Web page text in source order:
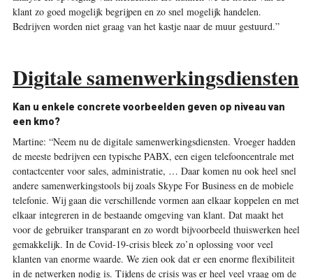
klant zo goed mogelijk begrijpen en zo snel mogelijk handelen.
Bedrijven worden niet graag van het kastje naar de muur gestuurd.”
Digitale samenwerkingsdiensten
Kan u enkele concrete voorbeelden geven op niveau van
een kmo?
Martine: “Neem nu de digitale samenwerkingsdiensten. Vroeger hadden
de meeste bedrijven een typische PABX, een eigen telefooncentrale met
contactcenter voor sales, administratie, … Daar komen nu ook heel snel
andere samenwerkingstools bij zoals Skype For Business en de mobiele
telefonie. Wij gaan die verschillende vormen aan elkaar koppelen en met
elkaar integreren in de bestaande omgeving van klant. Dat maakt het
voor de gebruiker transparant en zo wordt bijvoorbeeld thuiswerken heel
gemakkelijk. In de Covid-19-crisis bleek zo’n oplossing voor veel
klanten van enorme waarde. We zien ook dat er een enorme flexibiliteit
in de netwerken nodig is. Tijdens de crisis was er heel veel vraag om de